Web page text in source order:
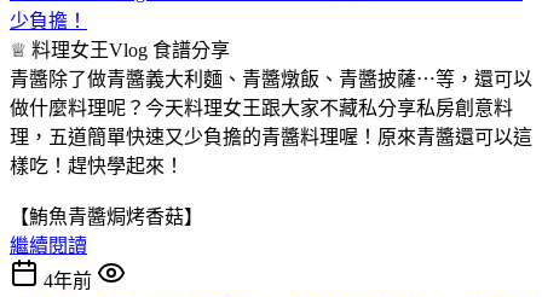
少負擔！
♕ 料理女王Vlog 食譜分享
青醬除了做青醬義大利麵、青醬燉飯、青醬披薩⋯等，還可以
做什麼料理呢？今天料理女王跟大家不藏私分享私房創意料
理，五道簡單快速又少負擔的青醬料理喔！原來青醬還可以這
樣吃！趕快學起來！
【鮪魚青醬焗烤香菇】
繼續閱讀
4年前